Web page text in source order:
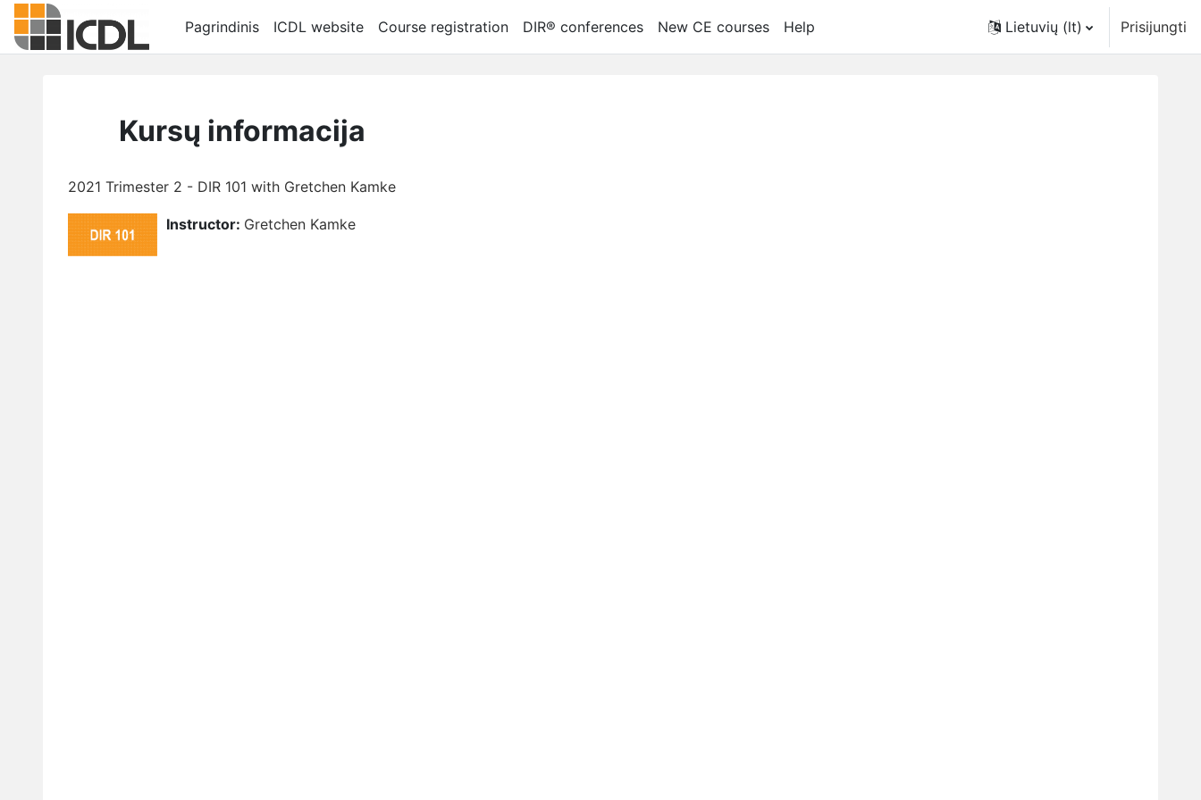
Pereiti į pagrindinį turinį
Pagrindinis
ICDL website Course registration DIR® conferences New CE courses Help Lietuvių ‎(lt)‎ Prisijungti
Kursų informacija
2021 Trimester 2 - DIR 101 with Gretchen Kamke
Instructor: Gretchen Kamke